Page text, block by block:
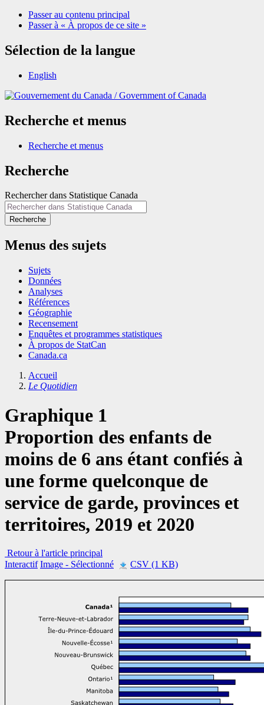
Passer au contenu principal
Passer à « À propos de ce site »
Sélection de la langue
English
/Government of Canada
Recherche et menus
Recherche et menus
Recherche
Rechercher dans Statistique Canada
Recherche
Menus des sujets
Sujets
Données
Analyses
Références
Géographie
Recensement
Enquêtes et programmes statistiques
À propos de StatCan
Canada.ca
Accueil
Le Quotidien
Graphique 1
Proportion des enfants de
moins de 6 ans étant confiés à
une forme quelconque de
service de garde, provinces et
territoires, 2019 et 2020
Retour à l'article principal
Interactif Image - Sélectionné CSV (1 KB)